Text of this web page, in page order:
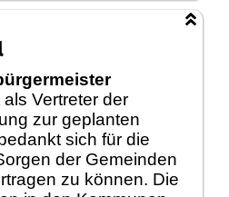
als Vertreter der
zur geplanten
sich für die
der Gemeinden
zu können. Die